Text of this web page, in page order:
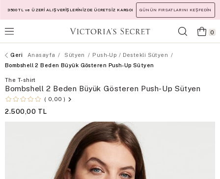
3500 TL ve ÜZERİ ALIŞVERİŞLERİNİZDE ÜCRETSİZ KARGO! GÜNÜN FIRSATLARINI KEŞFEDİN
0
Anasayfa Sütyen
Push-Up / Destekli Sütyen
Bombshell 2 Beden Büyük Gösteren Push-Up Sütyen
The T-shirt
Bombshell 2 Beden Büyük Gösteren Push-Up Sütyen
0,00
2.500,00 TL